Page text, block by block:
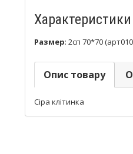
Размер: 2сп 70*70
Опис товару
Сіра клітинка